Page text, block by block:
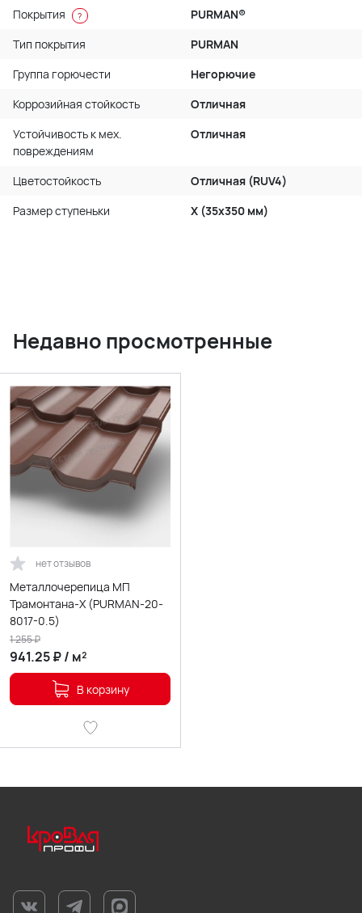
Покрытия ?
PURMAN®
Тип покрытия
PURMAN
Группа горючести
Негорючие
Коррозийная стойкость
Отличная
Устойчивость к мех.
повреждениям
Отличная
Цветостойкость
Отличная (RUV4)
Размер ступеньки
X (35x350 мм)
Недавно просмотренные
нет отзывов
Металлочерепица МП
Трамонтана-X (PURMAN-20-
8017-0.5)
941.25₽/ м²
1 255₽
В корзину